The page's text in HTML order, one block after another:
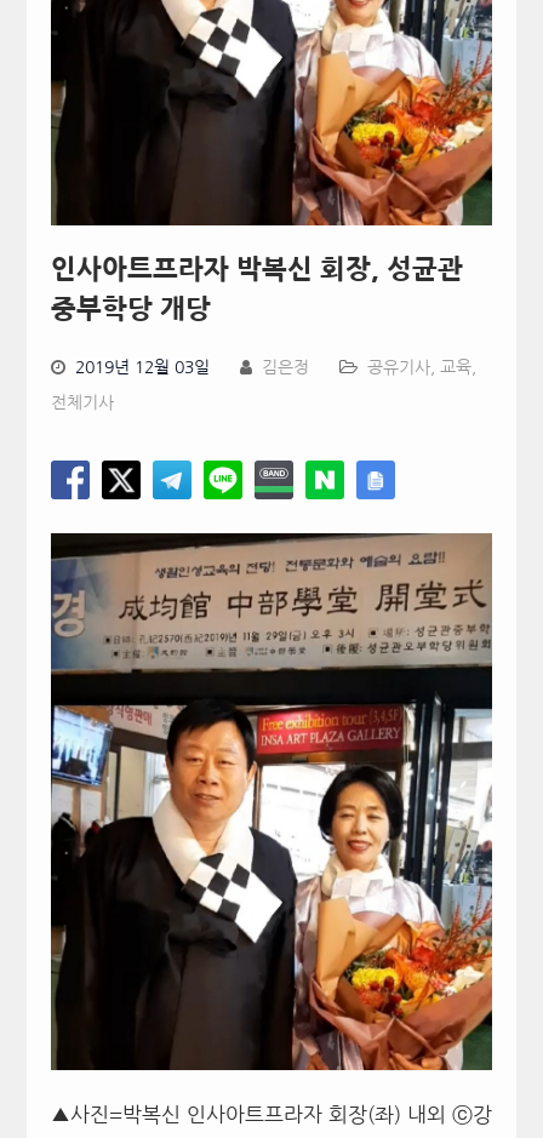
인사아트프라자 박복신 회장, 성균관
중부학당 개당
2019년 12월 03일 김은정 공유기사, 교육,
전체기사
▲사진=박복신 인사아트프라자 회장(좌) 내외 ⓒ강